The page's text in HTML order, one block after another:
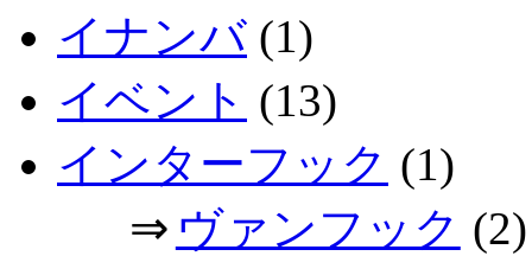
イナンバ (1)
イベント (13)
インターフック (1)
⇒ ヴァンフック (2)